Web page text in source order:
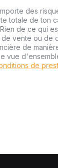
des
totale de ton
de ce qui
vente ou de
de
vue
de